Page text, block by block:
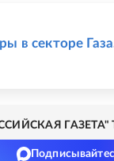
в секторе
ГАЗЕТА"